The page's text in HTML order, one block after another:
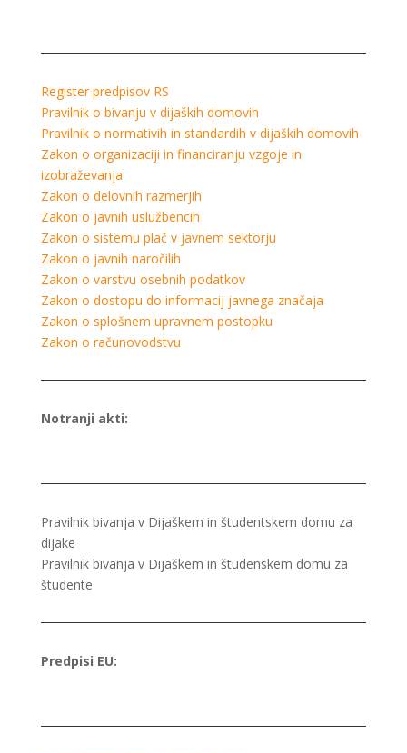
Register predpisov RS
Pravilnik o bivanju v dijaških domovih
Pravilnik o normativih in standardih v dijaških domovih
Zakon o organizaciji in financiranju vzgoje in
izobraževanja
Zakon o delovnih razmerjih
Zakon o javnih uslužbencih
Zakon o sistemu plač v javnem sektorju
Zakon o javnih naročilih
Zakon o varstvu osebnih podatkov
Zakon o dostopu do informacij javnega značaja
Zakon o splošnem upravnem postopku
Zakon o računovodstvu
Notranji akti:
Pravilnik bivanja v Dijaškem in študentskem domu za
dijake
Pravilnik bivanja v Dijaškem in študenskem domu za
študente
Predpisi EU: